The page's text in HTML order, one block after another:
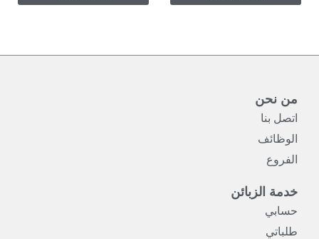
من نحن
اتصل بنا
الوظائف
الفروع
خدمة الزبائن
حسابي
طلباتي